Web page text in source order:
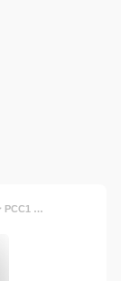
フェローズ PHERROW'S コットンカーディガン PCC1 メンズ 日本製